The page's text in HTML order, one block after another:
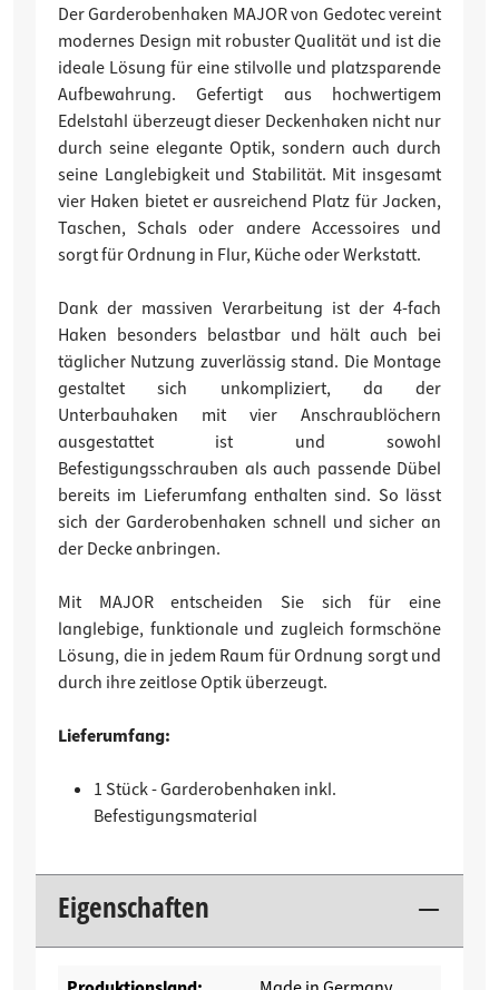
Der Garderobenhaken MAJOR von Gedotec vereint
modernes Design mit robuster Qualität und ist die
ideale Lösung für eine stilvolle und platzsparende
Aufbewahrung. Gefertigt aus hochwertigem
Edelstahl überzeugt dieser Deckenhaken nicht nur
durch seine elegante Optik, sondern auch durch
seine Langlebigkeit und Stabilität. Mit insgesamt
vier Haken bietet er ausreichend Platz für Jacken,
Taschen, Schals oder andere Accessoires und
sorgt für Ordnung in Flur, Küche oder Werkstatt.
Dank der massiven Verarbeitung ist der 4-fach
Haken besonders belastbar und hält auch bei
täglicher Nutzung zuverlässig stand. Die Montage
gestaltet sich unkompliziert, da der
Unterbauhaken mit vier Anschraublöchern
ausgestattet ist und sowohl
Befestigungsschrauben als auch passende Dübel
bereits im Lieferumfang enthalten sind. So lässt
sich der Garderobenhaken schnell und sicher an
der Decke anbringen.
Mit MAJOR entscheiden Sie sich für eine
langlebige, funktionale und zugleich formschöne
Lösung, die in jedem Raum für Ordnung sorgt und
durch ihre zeitlose Optik überzeugt.
Lieferumfang:
1 Stück - Garderobenhaken inkl.
Befestigungsmaterial
Eigenschaften